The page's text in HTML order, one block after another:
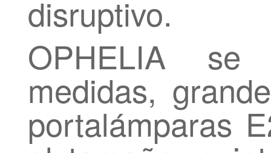
disruptivo.
OPHELIA
medidas,
portalámparas